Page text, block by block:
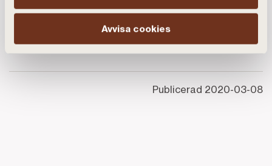
Avvisa cookies
7 miljarder kronor.
Här ser du bankenssamtliga bolåneräntor.
Publicerad 2020-03-08